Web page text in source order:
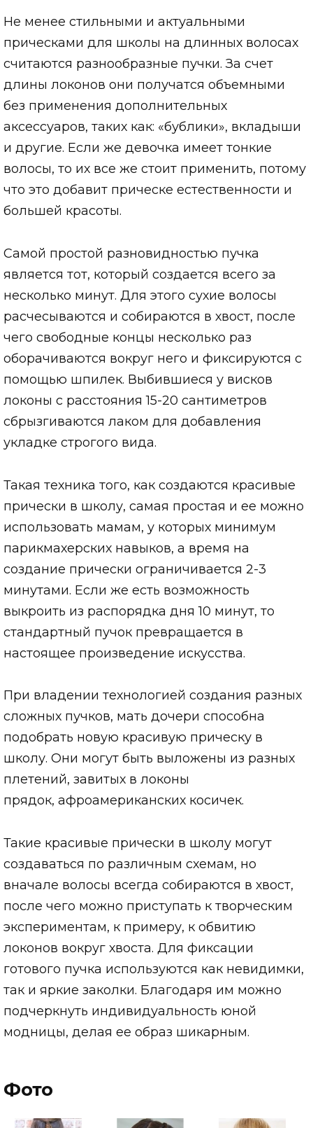
Не менее стильными и актуальными
прическами для школы на длинных волосах
считаются разнообразные пучки. За счет
длины локонов они получатся объемными
без применения дополнительных
аксессуаров, таких как: «бублики», вкладыши
и другие. Если же девочка имеет тонкие
волосы, то их все же стоит применить, потому
что это добавит прическе естественности и
большей красоты.
Самой простой разновидностью пучка
является тот, который создается всего за
несколько минут. Для этого сухие волосы
расчесываются и собираются в хвост, после
чего свободные концы несколько раз
оборачиваются вокруг него и фиксируются с
помощью шпилек. Выбившиеся у висков
локоны с расстояния 15-20 сантиметров
сбрызгиваются лаком для добавления
укладке строгого вида.
Такая техника того, как создаются красивые
прически в школу, самая простая и ее можно
использовать мамам, у которых минимум
парикмахерских навыков, а время на
создание прически ограничивается 2-3
минутами. Если же есть возможность
выкроить из распорядка дня 10 минут, то
стандартный пучок превращается в
настоящее произведение искусства.
При владении технологией создания разных
сложных пучков, мать дочери способна
подобрать новую красивую прическу в
школу. Они могут быть выложены из разных
плетений, завитых в локоны
прядок, афроамериканских косичек.
Такие красивые прически в школу могут
создаваться по различным схемам, но
вначале волосы всегда собираются в хвост,
после чего можно приступать к творческим
экспериментам, к примеру, к обвитию
локонов вокруг хвоста. Для фиксации
готового пучка используются как невидимки,
так и яркие заколки. Благодаря им можно
подчеркнуть индивидуальность юной
модницы, делая ее образ шикарным.
Фото